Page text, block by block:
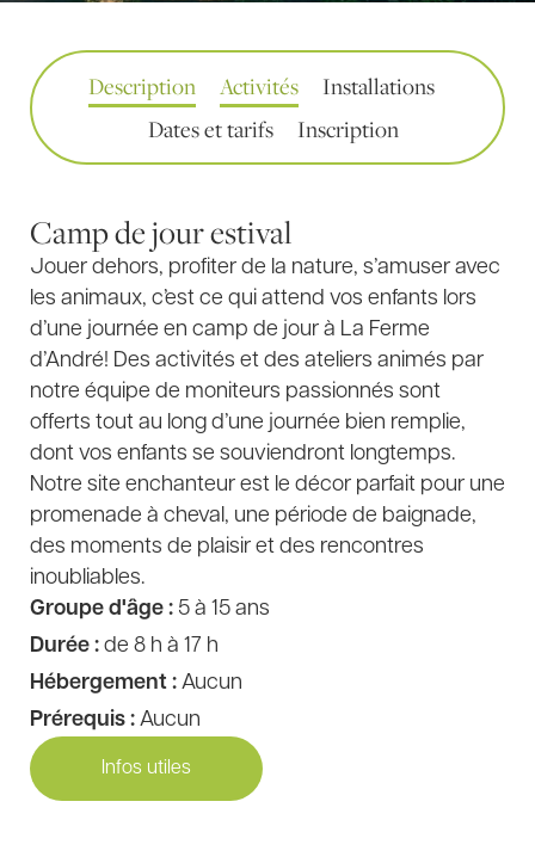
Description Activités
Installations
Dates et tarifs
Inscription
Camp de jour estival
Jouer dehors, profiter de la nature, s’amuser avec
les animaux, c’est ce qui attend vos enfants lors
d’une journée en camp de jour à La Ferme
d’André! Des activités et des ateliers animés par
notre équipe de moniteurs passionnés sont
offerts tout au long d’une journée bien remplie,
dont vos enfants se souviendront longtemps.
Notre site enchanteur est le décor parfait pour une
promenade à cheval, une période de baignade,
des moments de plaisir et des rencontres
inoubliables.
Groupe d'âge : 5 à 15 ans
Durée : de 8 h à 17 h
Hébergement : Aucun
Prérequis : Aucun
Infos utiles